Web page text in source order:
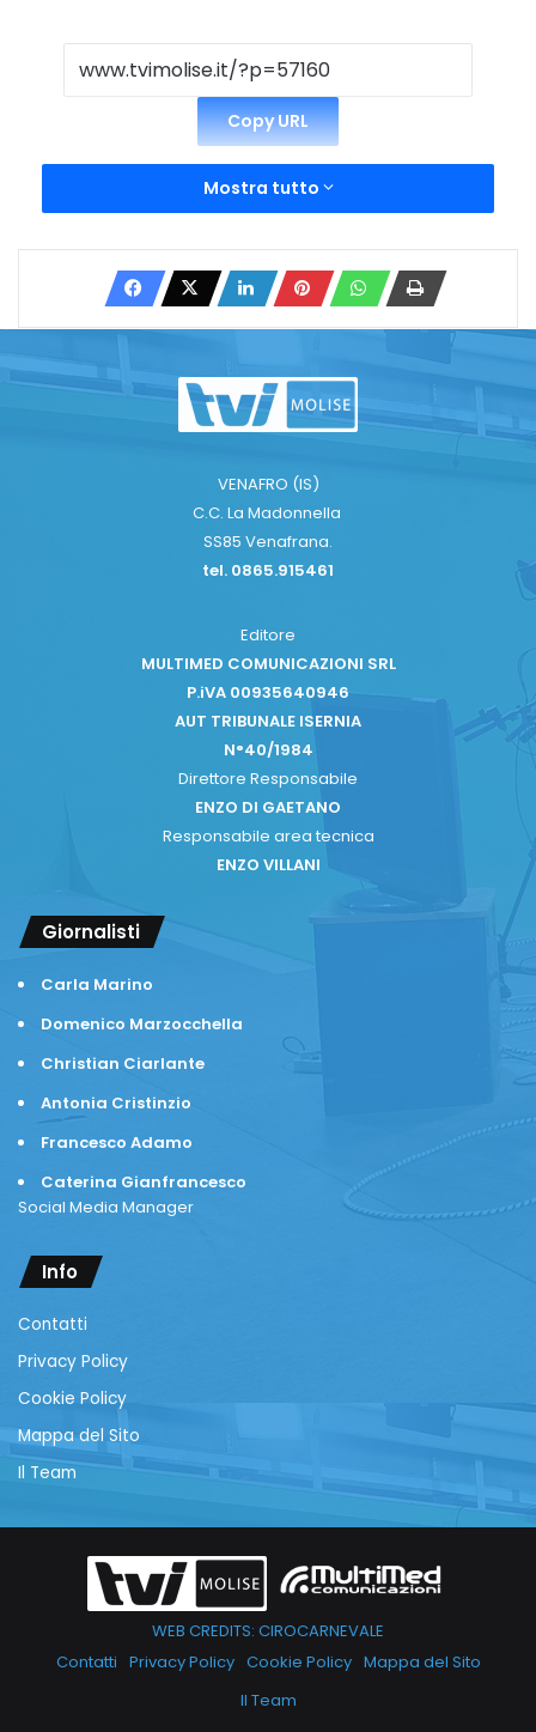
Copy URL
Mostra tutto
VENAFRO (IS)
C.C. La Madonnella
SS85 Venafrana.
tel. 0865.915461
Editore
MULTIMED COMUNICAZIONI SRL
P.iVA 00935640946
AUT TRIBUNALE ISERNIA
N°40/1984
Direttore Responsabile
ENZO DI GAETANO
Responsabile area tecnica
ENZO VILLANI
Giornalisti
Carla Marino
Domenico Marzocchella
Christian Ciarlante
Antonia Cristinzio
Francesco Adamo
Caterina Gianfrancesco
Social Media Manager
Info
Contatti
Privacy Policy
Cookie Policy
Mappa del Sito
Il Team
WEB CREDITS: CIROCARNEVALE
Contatti Privacy Policy Cookie Policy Mappa del Sito
Il Team